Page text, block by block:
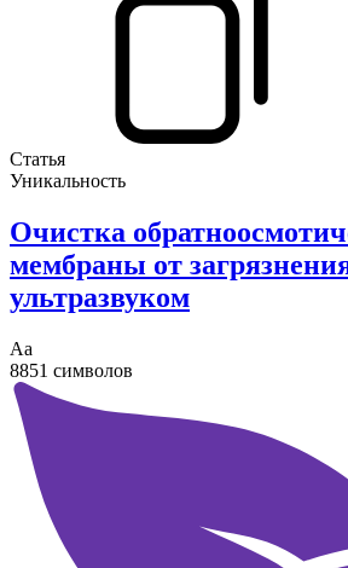
Статья
Уникальность
Очистка
мембраны от
ультразвуком
Аа
8851 символов